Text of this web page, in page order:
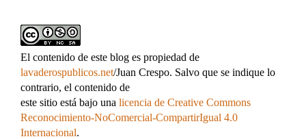
El contenido de este blog es propiedad de
lavaderospublicos.net/Juan Crespo. Salvo que se indique lo
contrario, el contenido de
este sitio está bajo una licencia de Creative Commons
Reconocimiento-NoComercial-CompartirIgual 4.0
Internacional.